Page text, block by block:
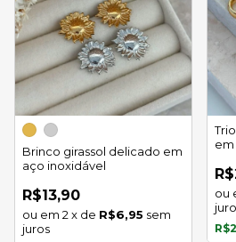
Brinco girassol delicado em
aço inoxidável
R$13,90
2 x de R$6,95 sem
juros